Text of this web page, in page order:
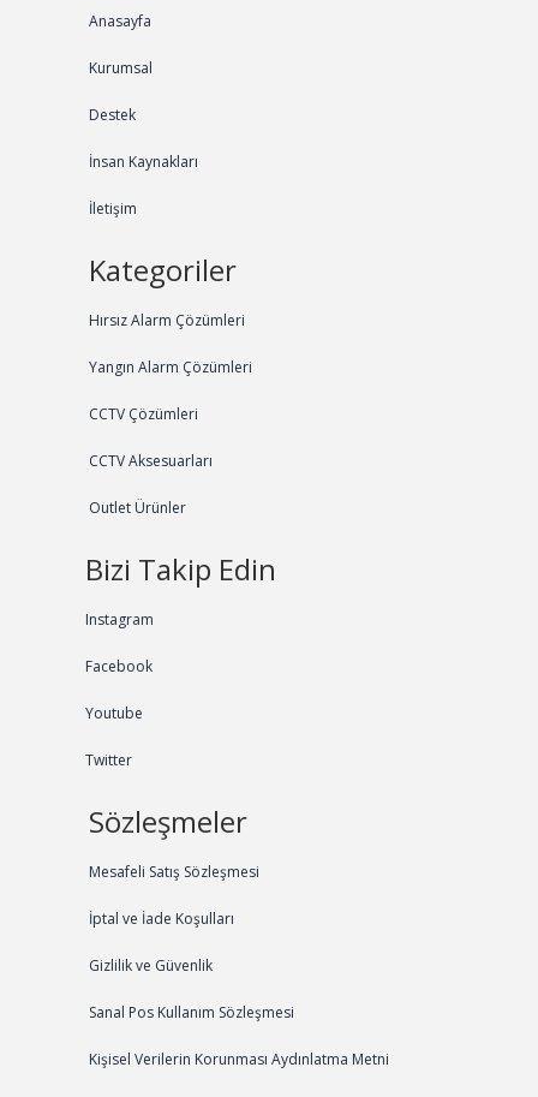
Anasayfa
Kurumsal
Destek
İnsan Kaynakları
İletişim
Kategoriler
Hırsız Alarm Çözümleri
Yangın Alarm Çözümleri
CCTV Çözümleri
CCTV Aksesuarları
Outlet Ürünler
Bizi Takip Edin
Instagram
Facebook
Youtube
Twitter
Sözleşmeler
Mesafeli Satış Sözleşmesi
İptal ve İade Koşulları
Gizlilik ve Güvenlik
Sanal Pos Kullanım Sözleşmesi
Kişisel Verilerin Korunması Aydınlatma Metni